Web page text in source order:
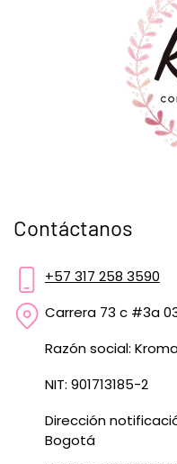
Contáctanos
+57 317 258 3590
Carrera 73 c #3a
Razón social:
NIT: 901713185-2
Dirección
Bogotá